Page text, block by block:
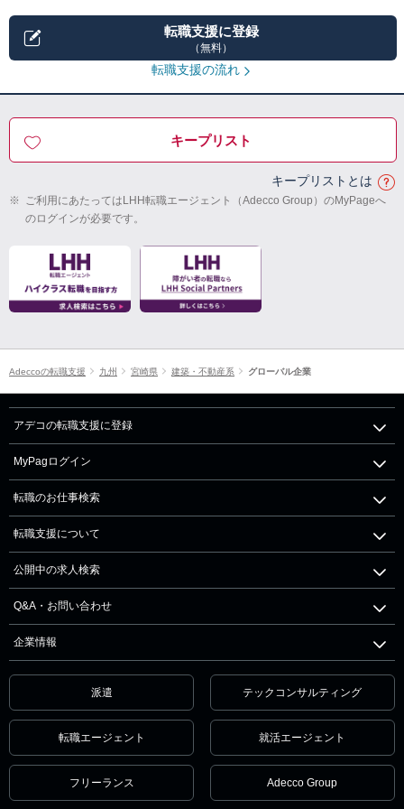
転職支援に登録
（無料）
転職支援の流れ
キープリスト
キープリストとは
※ ご利用にあたってはLHH転職エージェント（Adecco Group）のMyPageへ
のログインが必要です。
Adeccoの転職支援 九州 宮崎県 建築・不動産系 グローバル企業
アデコの転職支援に登録
MyPagログイン
転職のお仕事検索
転職支援について
公開中の求人検索
Q&A・お問い合わせ
企業情報
派遣 テックコンサルティング
転職エージェント 就活エージェント
フリーランス Adecco Group